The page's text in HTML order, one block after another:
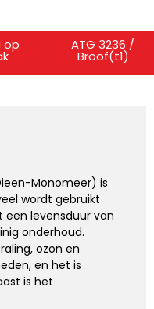
op ATG 3236 /
Broof(t1)
Monomeer) is
wordt gebruikt
een levensduur van
onderhoud.
ozon en
en het is
is het